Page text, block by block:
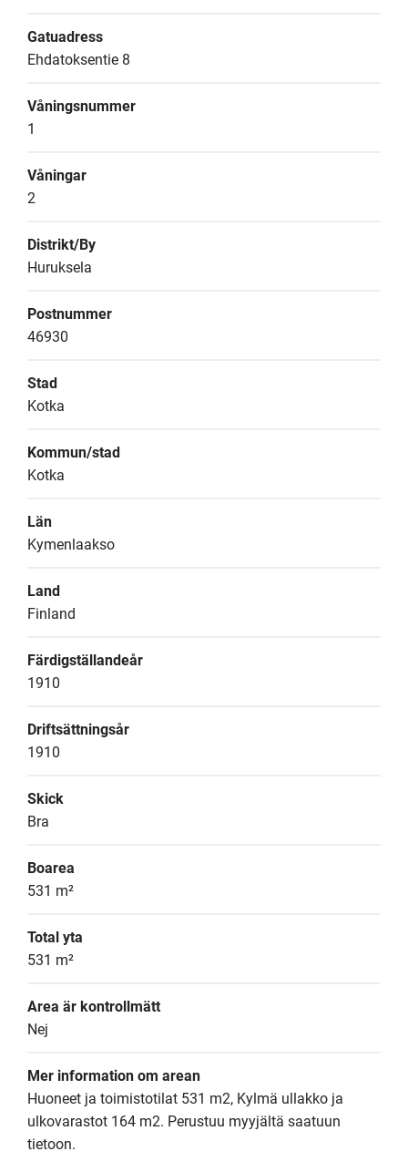
Gatuadress
Ehdatoksentie 8
Våningsnummer
1
Våningar
2
Distrikt/By
Huruksela
Postnummer
46930
Stad
Kotka
Kommun/stad
Kotka
Län
Kymenlaakso
Land
Finland
Färdigställandeår
1910
Driftsättningsår
1910
Skick
Bra
Boarea
531 m²
Total yta
531 m²
Area är kontrollmätt
Nej
Mer information om arean
Huoneet ja toimistotilat 531 m2, Kylmä ullakko ja
ulkovarastot 164 m2. Perustuu myyjältä saatuun
tietoon.